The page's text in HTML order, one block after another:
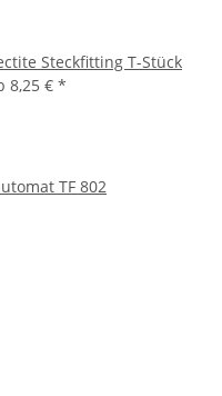
Steckfitting T-Stück
8,25 € *